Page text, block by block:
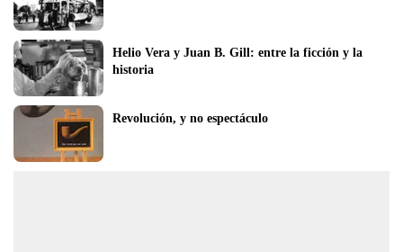
Helio Vera y Juan B. Gill: entre la ficción y la
historia
Revolución, y no espectáculo